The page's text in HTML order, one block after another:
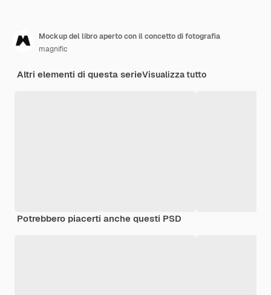
Mockup del libro aperto con il concetto di fotografia
magnific
Altri elementi di questa serieVisualizza tutto
Potrebbero piacerti anche questi PSD